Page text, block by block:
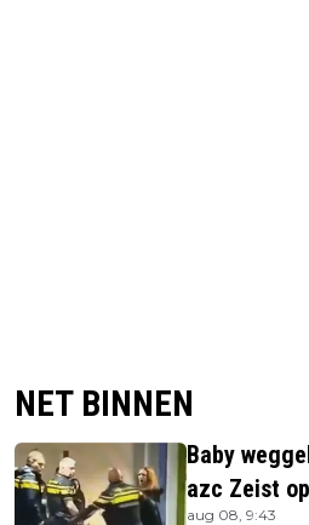
NET BINNEN
Baby
azc Zeist
aug 08, 9:43